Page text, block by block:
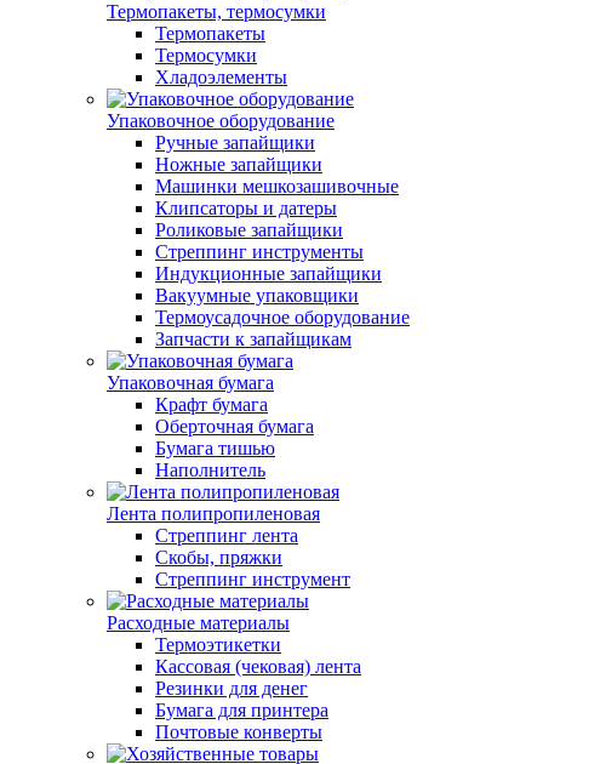
Термопакеты, термосумки
Термопакеты
Термосумки
Хладоэлементы
Упаковочное оборудование
Ручные запайщики
Ножные запайщики
Машинки мешкозашивочные
Клипсаторы и датеры
Роликовые запайщики
Стреппинг инструменты
Индукционные запайщики
Вакуумные упаковщики
Термоусадочное оборудование
Запчасти к запайщикам
Упаковочная бумага
Крафт бумага
Оберточная бумага
Бумага тишью
Наполнитель
Лента полипропиленовая
Стреппинг лента
Скобы, пряжки
Стреппинг инструмент
Расходные материалы
Термоэтикетки
Кассовая (чековая) лента
Резинки для денег
Бумага для принтера
Почтовые конверты